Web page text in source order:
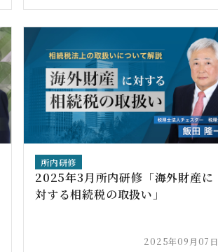
所内研修
2025年3月所内研修「海外財産に
対する相続税の取扱い」
2025年09月07日